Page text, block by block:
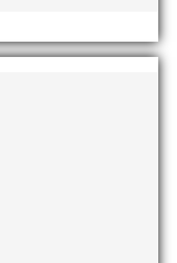
en analys av klubbens
friidrottsförening.